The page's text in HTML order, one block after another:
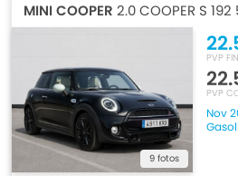
MINI COOPER 2.0 COOPER S 192
9 fotos
PVP
PVP
Nov